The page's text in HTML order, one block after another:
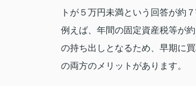
トが５万円未満という回答が約
例えば、年間の固定資産税等が
の持ち出しとなるため、早期に
の両方のメリットがあります。